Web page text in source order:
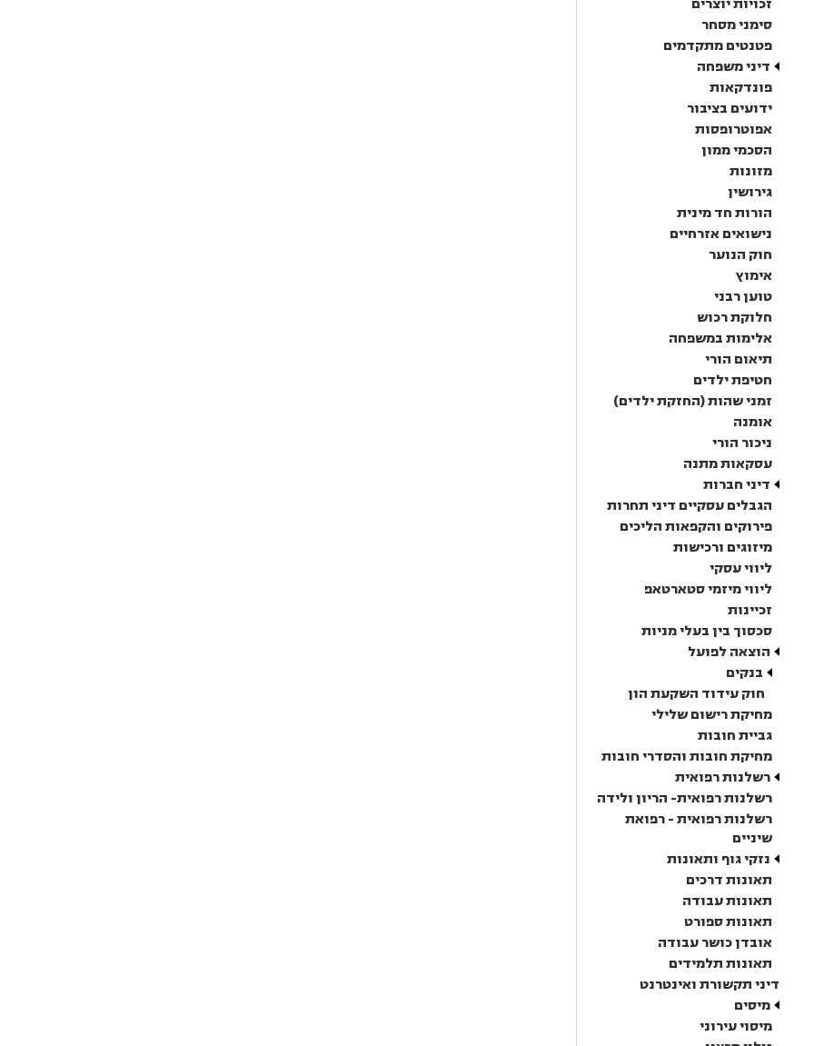
סימני מסחר
פטנטים מתקדמים
דיני משפחה
פונדקאות
ידועים בציבור
אפוטרופסות
הסכמי ממון
מזונות
גירושין
הורות חד מינית
נישואים אזרחיים
חוק הנוער
אימוץ
טוען רבני
חלוקת רכוש
אלימות במשפחה
תיאום הורי
חטיפת ילדים
זמני שהות (החזקת ילדים)
אומנה
ניכור הורי
עסקאות מתנה
דיני חברות
הגבלים עסקיים דיני תחרות
פירוקים והקפאות הליכים
מיזוגים ורכישות
ליווי עסקי
ליווי מיזמי סטארטאפ
זכיינות
סכסוך בין בעלי מניות
הוצאה לפועל
בנקים
חוק עידוד השקעת הון
מחיקת רישום שלילי
גביית חובות
מחיקת חובות והסדרי חובות
רשלנות רפואית
רשלנות רפואית- הריון ולידה
רשלנות רפואית - רפואת
שיניים
נזקי גוף ותאונות
תאונות דרכים
תאונות עבודה
תאונות ספורט
אובדן כושר עבודה
תאונות תלמידים
דיני תקשורת ואינטרנט
מיסים
מיסוי עירוני